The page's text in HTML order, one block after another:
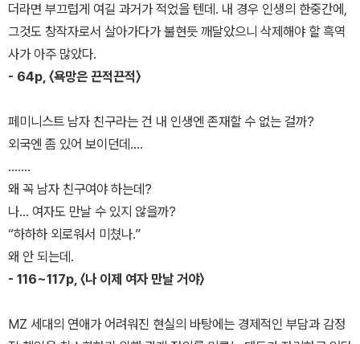
더라면 부끄럽게 여길 과거가 적었을 텐데. 내 경우 인생의 한중간에,
그것도 창작자로서 살아가다가 불현듯 깨달았으니 삭제해야 할 흑역
사가 아주 많았다.
- 64p, 〈욕망은 끈적끈적〉
페미니스트 남자 친구라는 건 내 인생엔 존재할 수 없는 걸까?
외국엔 좀 있어 보이던데….
…….
왜 꼭 남자 친구여야 하는데?
나… 여자도 만날 수 있지 않을까?
“하하하 외로워서 미쳤나.”
왜 안 되는데.
- 116~117p, 〈나 이제 여자 만날 거야〉
MZ 세대의 연애가 어려워진 현실의 바탕에는 경제적인 부담과 감정